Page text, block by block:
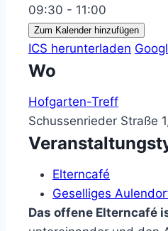
09:30 - 11:00
Zum Kalender hinzufügen
ICS herunterladen
Wo
Hofgarten-Treff
Schussenrieder Straße
Elterncafé
Geselliges
Das offene Elterncafé